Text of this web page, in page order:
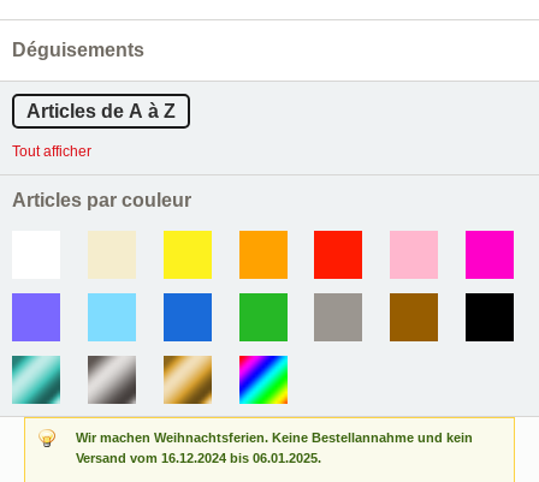
Wir machen Weihnachtsferien. Keine Bestellannahme und kein
Versand vom 16.12.2024 bis 06.01.2025.
Déguisements
Articles de A à Z
Tout afficher
Articles par couleur